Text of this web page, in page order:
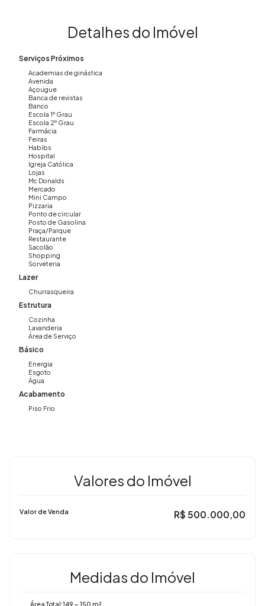
comércios, escolas e serviços da região.
💰 Ideal para quem deseja sair do aluguel e conquistar a
casa própria!
📞 Gostou desse imóvel? Me chama agora e agende sua
visita!
Imovibe Imóveis – A imobiliária que causa magia em VOCÊ!
📲 Entre em contato para mais informações e agende sua
visita!
Detalhes do Imóvel
Serviços Próximos
Academias de ginástica
Avenida
Açougue
Banca de revistas
Banco
Escola 1º Grau
Escola 2º Grau
Farmácia
Feiras
Habibs
Hospital
Igreja Católica
Lojas
Mc Donalds
Mercado
Mini Campo
Pizzaria
Ponto de circular
Posto de Gasolina
Praça/Parque
Restaurante
Sacolão
Shopping
Sorveteria
Lazer
Churrasqueira
Estrutura
Cozinha
Lavanderia
Área de Serviço
Básico
Energia
Esgoto
Água
Acabamento
Piso Frio
Valores do Imóvel
R$ 500.000,00
Valor de Venda
Medidas do Imóvel
Área Total:149 ~ 150 m²